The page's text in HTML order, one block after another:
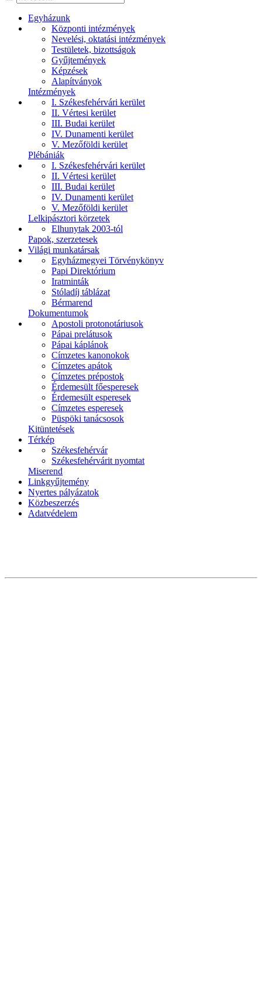
Egyházunk
Központi intézmények
Nevelési, oktatási intézmények
Testületek, bizottságok
Gyűjtemények
Képzések
Alapítványok
Intézmények
I. Székesfehérvári kerület
II. Vértesi kerület
III. Budai kerület
IV. Dunamenti kerület
V. Mezőföldi kerület
Plébániák
I. Székesfehérvári kerület
II. Vértesi kerület
III. Budai kerület
IV. Dunamenti kerület
V. Mezőföldi kerület
Lelkipásztori körzetek
Elhunytak 2003-tól
Papok, szerzetesek
Világi munkatársak
Egyházmegyei Törvénykönyv
Papi Direktórium
Iratminták
Stóladíj táblázat
Bérmarend
Dokumentumok
Apostoli protonotáriusok
Pápai prelátusok
Pápai káplánok
Címzetes kanonokok
Címzetes apátok
Címzetes prépostok
Érdemesült főesperesek
Érdemesült esperesek
Címzetes esperesek
Püspöki tanácsosok
Kitüntetések
Térkép
Székesfehérvár
Székesfehérvárit nyomtat
Miserend
Linkgyűjtemény
Nyertes pályázatok
Közbeszerzés
Adatvédelem